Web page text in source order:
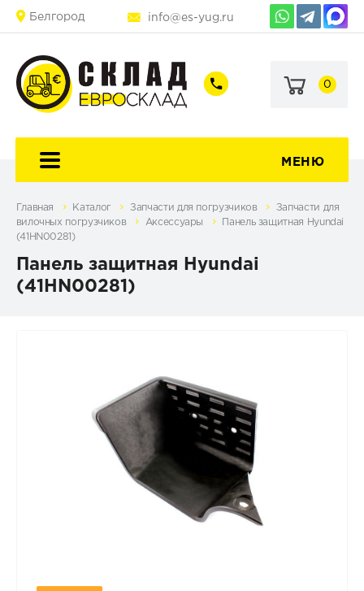
Белгород info@es-yug.ru
+7
60-
+7
69-
0
МЕНЮ
Главная Каталог Запчасти для погрузчиков
Запчасти для
вилочных погрузчиков
Аксессуары
Панель защитная Hyundai
(41HN00281)
Панель защитная Hyundai
(41HN00281)